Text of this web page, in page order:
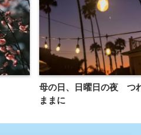
母の日、日曜日の夜 つ
ままに